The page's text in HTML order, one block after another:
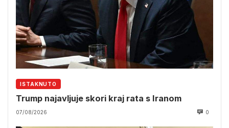
ISTAKNUTO
Trump najavljuje skori kraj rata s Iranom
07/08/2026 0